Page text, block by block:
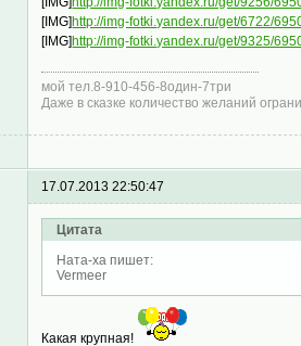
[IMG]http://img-fotki.yandex.ru/get/6722/
[IMG]http://img-fotki.yandex.ru/get/9325/
мой тел.8-910-456-8один-7три
Даже в сказке количество желаний
17.07.2013 22:50:47
Цитата
Ната-ха пишет:
Vermeer
Какая крупная!